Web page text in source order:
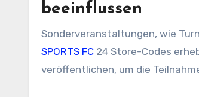
beeinflussen
Sonderveranstaltungen, wie
SPORTS FC 24 Store-Codes
veröffentlichen, um die